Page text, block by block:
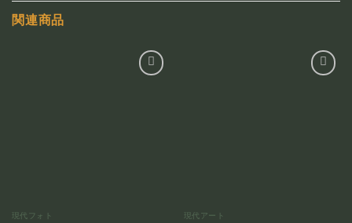
関連商品
現代フォト 現代アート